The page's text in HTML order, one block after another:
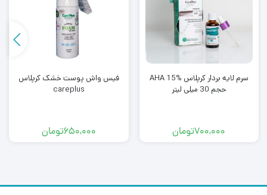
سرم لایه بردار کرپلاس AHA 15%
حجم 30 میلی لیتر
700,000تومان
فیس واش پوست خشک کرپلاس
careplus
650,000تومان